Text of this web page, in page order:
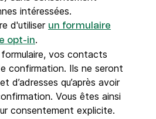
intéressées.
d'utiliser un formulaire
opt-in.
vos contacts
confirmation. Ils ne seront
d’adresses qu’après avoir
Vous êtes ainsi
consentement explicite.